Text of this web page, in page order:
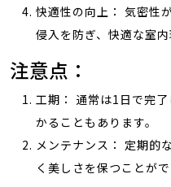
快適性の向上： 気密性
侵入を防ぎ、快適な室内
注意点：
工期： 通常は1日で完
かることもあります。
メンテナンス： 定期的
く美しさを保つことがで